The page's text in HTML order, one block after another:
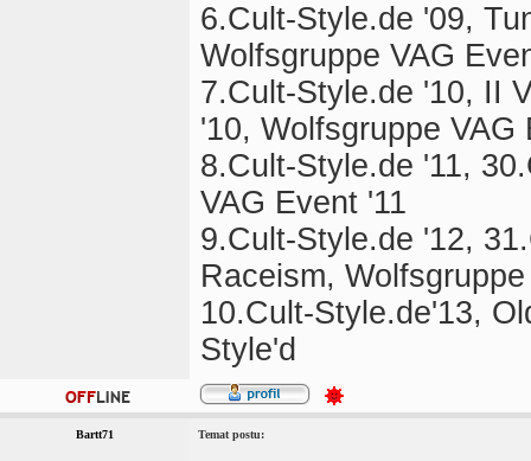
6.Cult-Style.de '09,
Wolfsgruppe VAG
7.Cult-Style.de '10, II
'10, Wolfsgruppe VAG
8.Cult-Style.de '11,
VAG Event '11
9.Cult-Style.de '12,
Raceism,
10.Cult-Style.de'13,
Style'd
Bartt71 Temat postu: